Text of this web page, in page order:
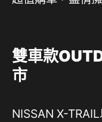
雙車款
市
NISSAN X-